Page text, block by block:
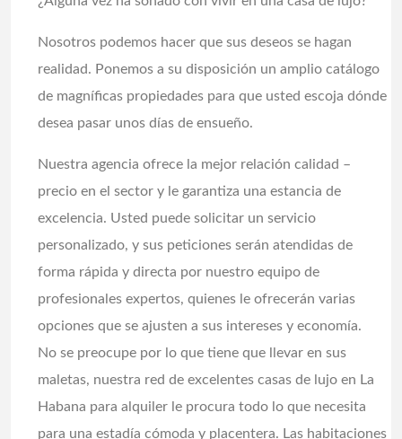
Nosotros podemos hacer que sus deseos se hagan
realidad. Ponemos a su disposición un amplio catálogo
de magníficas propiedades para que usted escoja dónde
desea pasar unos días de ensueño.
Nuestra agencia ofrece la mejor relación calidad –
precio en el sector y le garantiza una estancia de
excelencia. Usted puede solicitar un servicio
personalizado, y sus peticiones serán atendidas de
forma rápida y directa por nuestro equipo de
profesionales expertos, quienes le ofrecerán varias
opciones que se ajusten a sus intereses y economía.
No se preocupe por lo que tiene que llevar en sus
maletas, nuestra red de excelentes casas de lujo en La
Habana para alquiler le procura todo lo que necesita
para una estadía cómoda y placentera. Las habitaciones